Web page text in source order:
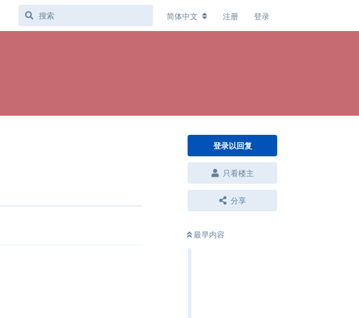
简体中文 注册 登录
登录以回复
只看楼主
分享
最早内容